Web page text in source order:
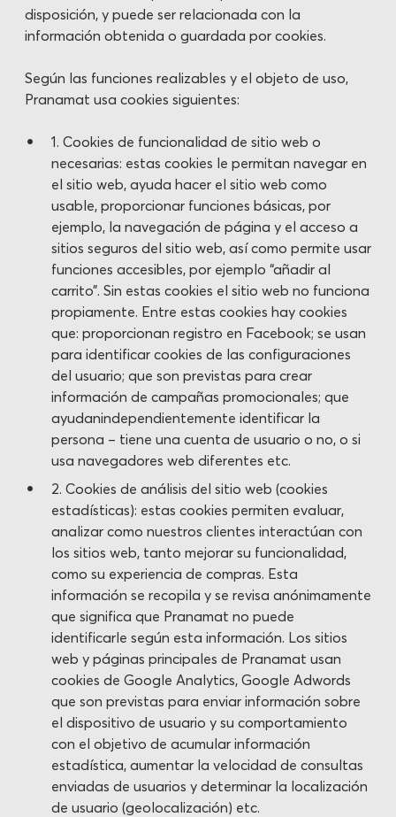
disposición, y puede ser relacionada con la
información obtenida o guardada por cookies.
Según las funciones realizables y el objeto de uso,
Pranamat usa cookies siguientes:
1. Cookies de funcionalidad de sitio web o
necesarias: estas cookies le permitan navegar en
el sitio web, ayuda hacer el sitio web como
usable, proporcionar funciones básicas, por
ejemplo, la navegación de página y el acceso a
sitios seguros del sitio web, así como permite usar
funciones accesibles, por ejemplo “añadir al
carrito”. Sin estas cookies el sitio web no funciona
propiamente. Entre estas cookies hay cookies
que: proporcionan registro en Facebook; se usan
para identificar cookies de las configuraciones
del usuario; que son previstas para crear
información de campañas promocionales; que
ayudanindependientemente identificar la
persona – tiene una cuenta de usuario o no, o si
usa navegadores web diferentes etc.
2. Cookies de análisis del sitio web (cookies
estadísticas): estas cookies permiten evaluar,
analizar como nuestros clientes interactúan con
los sitios web, tanto mejorar su funcionalidad,
como su experiencia de compras. Esta
información se recopila y se revisa anónimamente
que significa que Pranamat no puede
identificarle según esta información. Los sitios
web y páginas principales de Pranamat usan
cookies de Google Analytics, Google Adwords
que son previstas para enviar información sobre
el dispositivo de usuario y su comportamiento
con el objetivo de acumular información
estadística, aumentar la velocidad de consultas
enviadas de usuarios y determinar la localización
de usuario (geolocalización) etc.